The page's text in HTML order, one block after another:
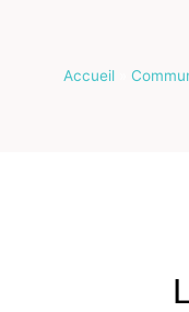
Accueil»